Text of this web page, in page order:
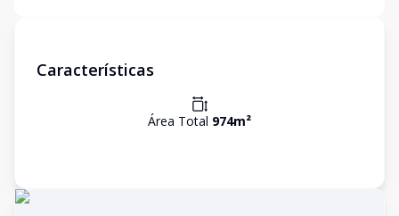
Características
Área Total 974m²